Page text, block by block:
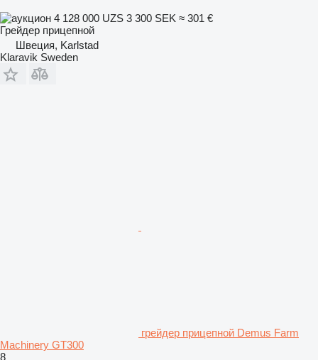
4 128 000 UZS 3 300 SEK ≈ 301 €
Грейдер прицепной
Швеция, Karlstad
Klaravik Sweden
грейдер прицепной Demus Farm
Machinery GT300
8